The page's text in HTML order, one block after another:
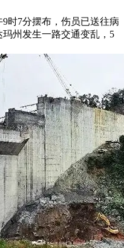
7分摆布，伤员已送往病
州发生一路交通变乱，5